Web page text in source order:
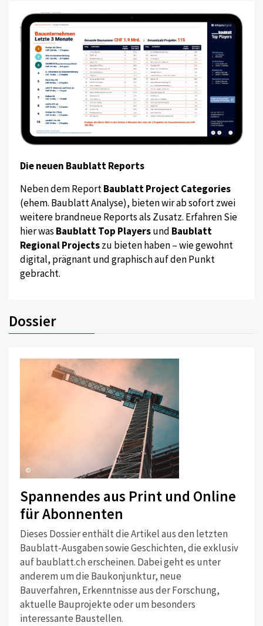
Die neuen Baublatt Reports
Neben dem ReportBaublatt Project Categories
(ehem. Baublatt Analyse), bieten wir ab sofort zwei
weitere brandneue Reports als Zusatz. Erfahren Sie
hier was Baublatt Top Playersund Baublatt
Regional Projectszu bieten haben – wie gewohnt
digital, prägnant und graphisch auf den Punkt
gebracht.
Dossier
©
Spannendes aus Print und Online
für Abonnenten
Dieses Dossier enthält die Artikel aus den letzten
Baublatt-Ausgaben sowie Geschichten, die exklusiv
auf baublatt.ch erscheinen. Dabei geht es unter
anderem um die Baukonjunktur, neue
Bauverfahren, Erkenntnisse aus der Forschung,
aktuelle Bauprojekte oder um besonders
interessante Baustellen.